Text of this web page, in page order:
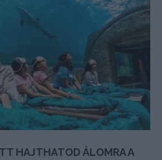
HAJTHATOD ÁLOMRA A